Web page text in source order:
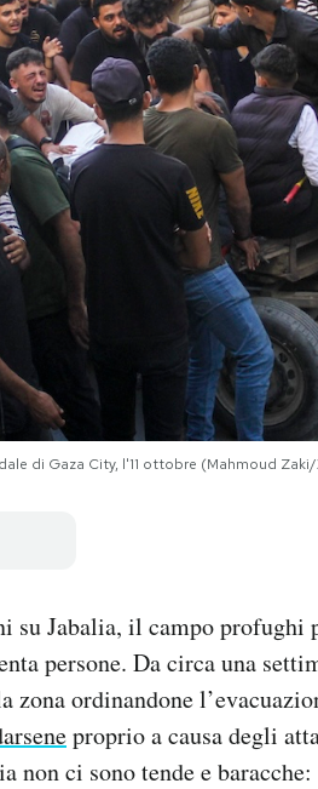
di Gaza City, l'11 ottobre (Mahmoud Zaki/
su Jabalia, il campo profughi
persone. Da circa una
zona ordinandone
proprio a causa degli
non ci sono tende e